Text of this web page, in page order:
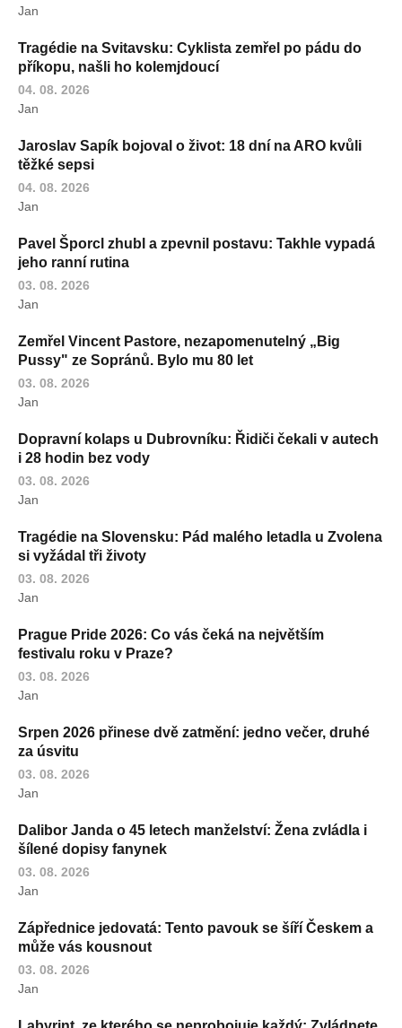
Jan
Tragédie na Svitavsku: Cyklista zemřel po pádu do
příkopu, našli ho kolemjdoucí
04. 08. 2026
Jan
Jaroslav Sapík bojoval o život: 18 dní na ARO kvůli
těžké sepsi
04. 08. 2026
Jan
Pavel Šporcl zhubl a zpevnil postavu: Takhle vypadá
jeho ranní rutina
03. 08. 2026
Jan
Zemřel Vincent Pastore, nezapomenutelný „Big
Pussy" ze Sopránů. Bylo mu 80 let
03. 08. 2026
Jan
Dopravní kolaps u Dubrovníku: Řidiči čekali v autech
i 28 hodin bez vody
03. 08. 2026
Jan
Tragédie na Slovensku: Pád malého letadla u Zvolena
si vyžádal tři životy
03. 08. 2026
Jan
Prague Pride 2026: Co vás čeká na největším
festivalu roku v Praze?
03. 08. 2026
Jan
Srpen 2026 přinese dvě zatmění: jedno večer, druhé
za úsvitu
03. 08. 2026
Jan
Dalibor Janda o 45 letech manželství: Žena zvládla i
šílené dopisy fanynek
03. 08. 2026
Jan
Zápřednice jedovatá: Tento pavouk se šíří Českem a
může vás kousnout
03. 08. 2026
Jan